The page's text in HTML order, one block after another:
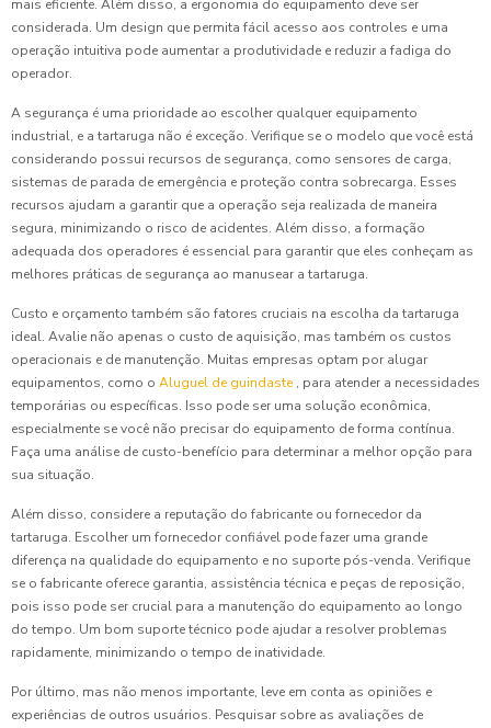
mais eficiente. Além disso, a ergonomia do equipamento deve ser
considerada. Um design que permita fácil acesso aos controles e uma
operação intuitiva pode aumentar a produtividade e reduzir a fadiga do
operador.
A segurança é uma prioridade ao escolher qualquer equipamento
industrial, e a tartaruga não é exceção. Verifique se o modelo que você está
considerando possui recursos de segurança, como sensores de carga,
sistemas de parada de emergência e proteção contra sobrecarga. Esses
recursos ajudam a garantir que a operação seja realizada de maneira
segura, minimizando o risco de acidentes. Além disso, a formação
adequada dos operadores é essencial para garantir que eles conheçam as
melhores práticas de segurança ao manusear a tartaruga.
Custo e orçamento também são fatores cruciais na escolha da tartaruga
ideal. Avalie não apenas o custo de aquisição, mas também os custos
operacionais e de manutenção. Muitas empresas optam por alugar
equipamentos, como o Aluguel de guindaste , para atender a necessidades
temporárias ou específicas. Isso pode ser uma solução econômica,
especialmente se você não precisar do equipamento de forma contínua.
Faça uma análise de custo-benefício para determinar a melhor opção para
sua situação.
Além disso, considere a reputação do fabricante ou fornecedor da
tartaruga. Escolher um fornecedor confiável pode fazer uma grande
diferença na qualidade do equipamento e no suporte pós-venda. Verifique
se o fabricante oferece garantia, assistência técnica e peças de reposição,
pois isso pode ser crucial para a manutenção do equipamento ao longo
do tempo. Um bom suporte técnico pode ajudar a resolver problemas
rapidamente, minimizando o tempo de inatividade.
Por último, mas não menos importante, leve em conta as opiniões e
experiências de outros usuários. Pesquisar sobre as avaliações de